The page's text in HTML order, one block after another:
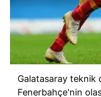
Galatasaray teknik
Fenerbahçe'nin